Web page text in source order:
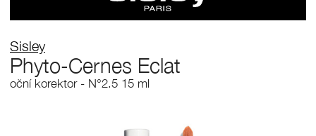
Sisley
Phyto-Cernes Eclat
oční korektor - N°2.5 15 ml